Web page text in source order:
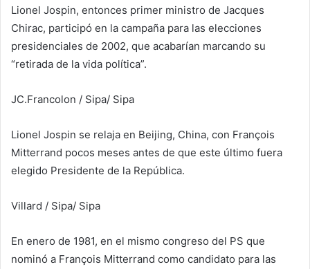
Lionel Jospin, entonces primer ministro de Jacques
Chirac, participó en la campaña para las elecciones
presidenciales de 2002, que acabarían marcando su
“retirada de la vida política”.
JC.Francolon / Sipa/ Sipa
Lionel Jospin se relaja en Beijing, China, con François
Mitterrand pocos meses antes de que este último fuera
elegido Presidente de la República.
Villard / Sipa/ Sipa
En enero de 1981, en el mismo congreso del PS que
nominó a François Mitterrand como candidato para las